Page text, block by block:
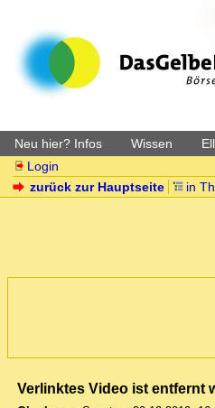
Neu hier? Infos Wissen
Login
zurück zur Hauptseite
in
Verlinktes Video ist entfernt